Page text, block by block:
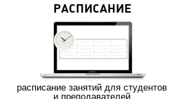
РАСПИСАНИЕ
расписание занятий для студентов
и преподавателей